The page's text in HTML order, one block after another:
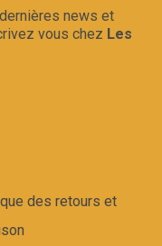
news et
vous chez Les
des retours et